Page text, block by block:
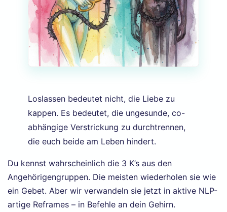
Loslassen bedeutet nicht, die Liebe zu
kappen. Es bedeutet, die ungesunde, co-
abhängige Verstrickung zu durchtrennen,
die euch beide am Leben hindert.
Du kennst wahrscheinlich die 3 K’s aus den
Angehörigengruppen. Die meisten wiederholen sie wie
ein Gebet. Aber wir verwandeln sie jetzt in aktive NLP-
artige Reframes – in Befehle an dein Gehirn.